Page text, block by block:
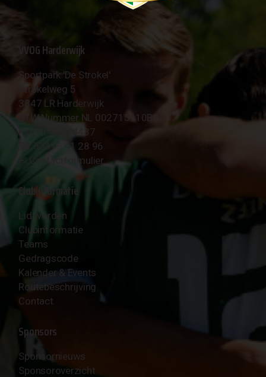
VVOG Harderwijk
Sportpark 'De Strokel'
Strokelweg 5
3847 LR Harderwijk
BTW Nummer NL 002715910B01
KvK Nr 40094437
☎︎ 0341 - 41 28 96
✉︎ Contactformulier
Clubinformatie
Lid worden
Clubinformatie
Teams
Gedragscode
Kalender & Events
Routebeschrijving
Contact
Sponsors
Sponsornieuws
Sponsoroverzicht